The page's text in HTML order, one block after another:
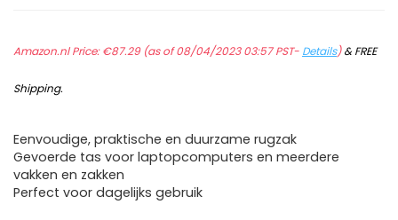
Amazon.nl Price:€87.29(as of 08/04/2023 03:57 PST- Details)&FREE
Shipping.
Eenvoudige, praktische en duurzame rugzak
Gevoerde tas voor laptopcomputers en meerdere
vakken en zakken
Perfect voor dagelijks gebruik